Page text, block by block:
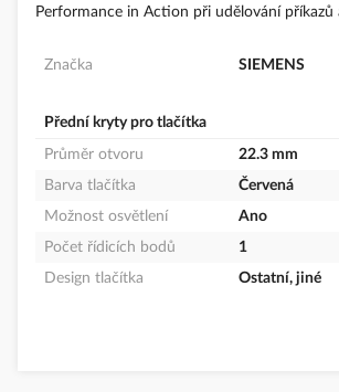
Performance in Action při udělování
Značka SIEMENS
Přední kryty pro tlačítka
Průměr otvoru
22.3 mm
Barva tlačítka
Červená
Možnost osvětlení
Ano
Počet řídicích bodů
1
Design tlačítka
Ostatní, jiné